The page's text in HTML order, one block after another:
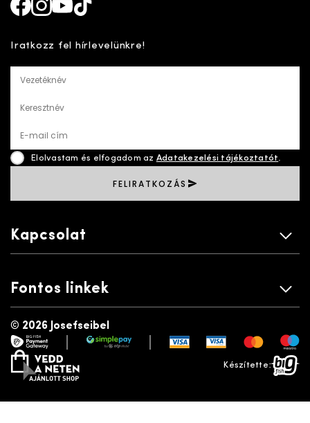
Iratkozz fel hírlevelünkre!
Vezetéknév
Keresztnév
E-mail cím
Elolvastam és elfogadom az Adatakezelési tájékoztatót.
FELIRATKOZÁS
Kapcsolat
Fontos linkek
© 2026 Josefseibel
payment gatewaysimplepay
vedd a neten
Készítette:bigfish